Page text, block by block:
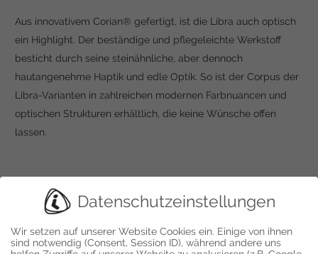
Aus innovativem Corian® gefertigt, ist die Libra auch optisch
ein Highlight. Der beständige und pflegeleichte Werkstoff
besticht durch seine steinähnliche, aber dennoch
hautangenehme Haptik und edle Optik. So ist der Corpus der
Libra-Varianten in zahlreichen modernen Farbnuancen und
optischen Strukturen erhältlich, die keine Wünsche offen
lassen.
Datenschutzeinstellungen
Wir setzen auf unserer Website Cookies ein. Einige von ihnen
sind notwendig (Consent, Session ID), während andere uns